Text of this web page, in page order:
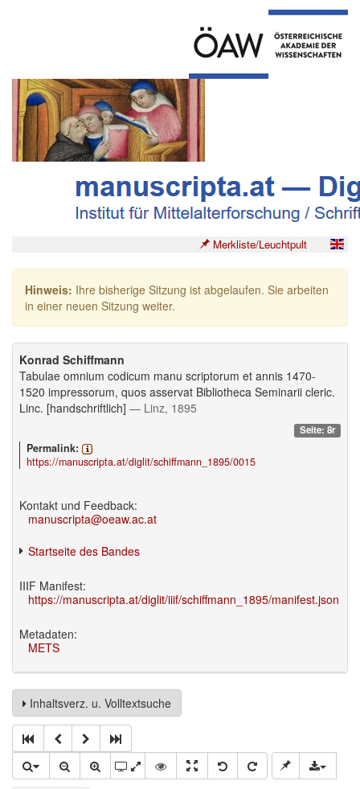
Merkliste/Leuchtpult
Hinweis: Ihre bisherige Sitzung ist abgelaufen. Sie arbeiten
in einer neuen Sitzung weiter.
Konrad Schiffmann
Tabulae omnium codicum manu scriptorum et annis 1470-
1520 impressorum, quos asservat Bibliotheca Seminarii cleric.
Linc. [handschriftlich] — Linz, 1895
Seite: 8r
Permalink:
https://manuscripta.at/diglit/schiffmann_1895/0015
Kontakt und Feedback:
manuscripta@oeaw.ac.at
Startseite des Bandes
IIIF Manifest:
https://manuscripta.at/diglit/iiif/schiffmann_1895/manifest.json
Metadaten:
METS
Inhaltsverz. u. Volltextsuche